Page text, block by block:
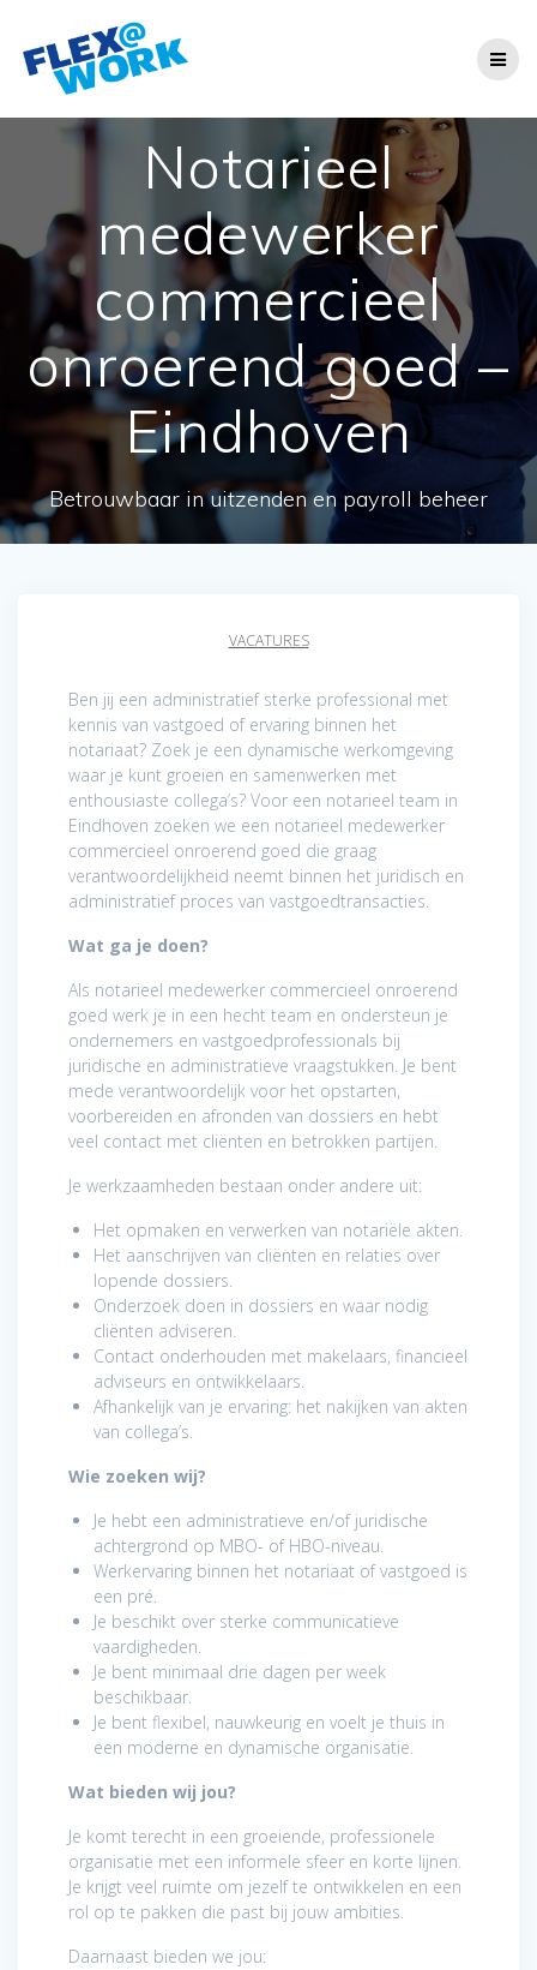
Notarieel
medewerker
commercieel
onroerend goed –
Eindhoven
Betrouwbaar in uitzenden en payroll beheer
VACATURES
Ben jij een administratief sterke professional met
kennis van vastgoed of ervaring binnen het
notariaat? Zoek je een dynamische werkomgeving
waar je kunt groeien en samenwerken met
enthousiaste collega’s? Voor een notarieel team in
Eindhoven zoeken we een notarieel medewerker
commercieel onroerend goed die graag
verantwoordelijkheid neemt binnen het juridisch en
administratief proces van vastgoedtransacties.
Wat ga je doen?
Als notarieel medewerker commercieel onroerend
goed werk je in een hecht team en ondersteun je
ondernemers en vastgoedprofessionals bij
juridische en administratieve vraagstukken. Je bent
mede verantwoordelijk voor het opstarten,
voorbereiden en afronden van dossiers en hebt
veel contact met cliënten en betrokken partijen.
Je werkzaamheden bestaan onder andere uit:
Het opmaken en verwerken van notariële akten.
Het aanschrijven van cliënten en relaties over
lopende dossiers.
Onderzoek doen in dossiers en waar nodig
cliënten adviseren.
Contact onderhouden met makelaars, financieel
adviseurs en ontwikkelaars.
Afhankelijk van je ervaring: het nakijken van akten
van collega’s.
Wie zoeken wij?
Je hebt een administratieve en/of juridische
achtergrond op MBO- of HBO-niveau.
Werkervaring binnen het notariaat of vastgoed is
een pré.
Je beschikt over sterke communicatieve
vaardigheden.
Je bent minimaal drie dagen per week
beschikbaar.
Je bent flexibel, nauwkeurig en voelt je thuis in
een moderne en dynamische organisatie.
Wat bieden wij jou?
Je komt terecht in een groeiende, professionele
organisatie met een informele sfeer en korte lijnen.
Je krijgt veel ruimte om jezelf te ontwikkelen en een
rol op te pakken die past bij jouw ambities.
Daarnaast bieden we jou: